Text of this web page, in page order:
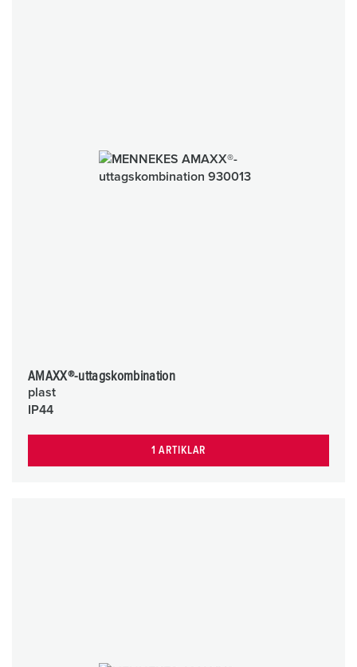
AMAXX®-uttagskombination
plast
IP44
1 ARTIKLAR